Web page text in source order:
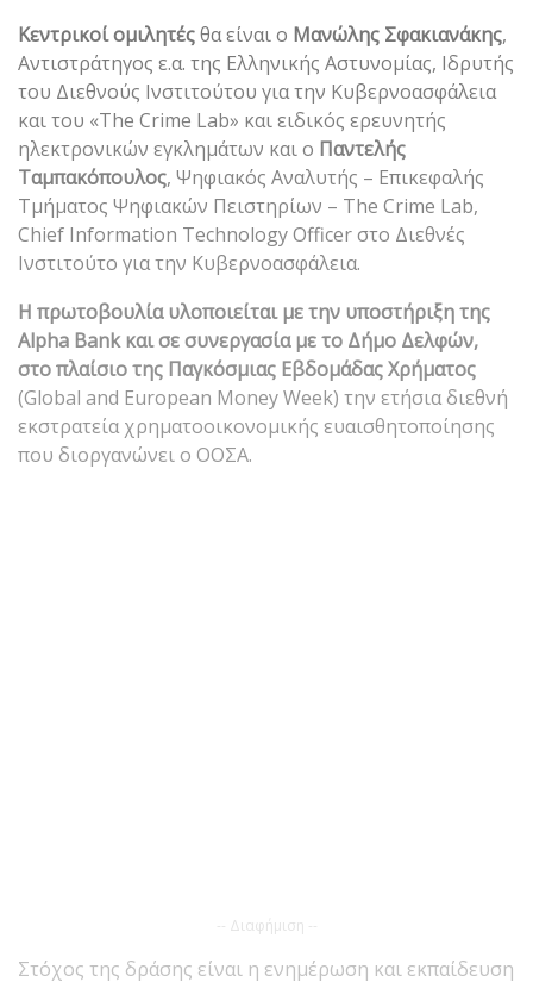
Κεντρικοί ομιλητέςθα είναι ο Μανώλης Σφακιανάκης,
Αντιστράτηγος ε.α. της Ελληνικής Αστυνομίας, Ιδρυτής
του Διεθνούς Ινστιτούτου για την Κυβερνοασφάλεια
και του «The Crime Lab» και ειδικός ερευνητής
ηλεκτρονικών εγκλημάτων και ο Παντελής
Ταμπακόπουλος, Ψηφιακός Αναλυτής – Επικεφαλής
Τμήματος Ψηφιακών Πειστηρίων – The Crime Lab,
Chief Information Technology Officer στο Διεθνές
Ινστιτούτο για την Κυβερνοασφάλεια.
Η πρωτοβουλία υλοποιείται με την υποστήριξη της
Alpha Bank και σε συνεργασία με το Δήμο Δελφών,
στο πλαίσιο της Παγκόσμιας Εβδομάδας Χρήματος
(Global and European Money Week) την ετήσια διεθνή
εκστρατεία χρηματοοικονομικής ευαισθητοποίησης
που διοργανώνει ο ΟΟΣΑ.
-- Διαφήμιση --
Στόχος της δράσης είναι η ενημέρωση και εκπαίδευση